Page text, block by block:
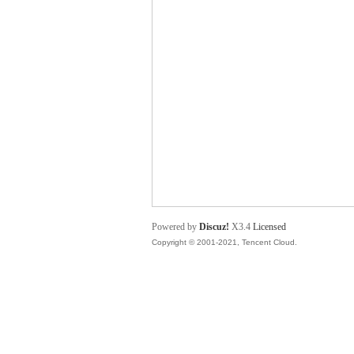
Powered by Discuz! X3.4 Licensed
Copyright © 2001-2021, Tencent Cloud.